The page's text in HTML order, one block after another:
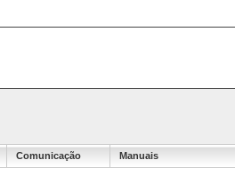
Comunicação Manuais